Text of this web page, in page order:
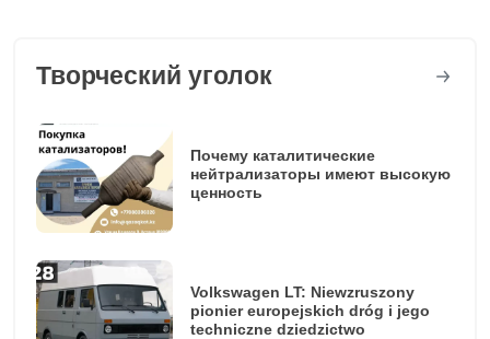
Творческий уголок
Почему каталитические
нейтрализаторы имеют высокую
ценность
Volkswagen LT: Niewzruszony
pionier europejskich dróg i jego
techniczne dziedzictwo